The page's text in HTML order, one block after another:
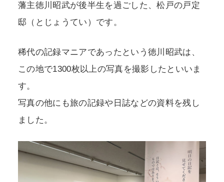
藩主徳川昭武が後半生を過ごした、松戸の戸定
邸（とじょうてい）です。
稀代の記録マニアであったという徳川昭武は、
この地で1300枚以上の写真を撮影したといいま
す。
写真の他にも旅の記録や日誌などの資料を残し
ました。